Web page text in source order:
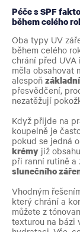
Péče s SPF
během celého
Oba typy UV
během celého
chrání před UVA
měla obsahovat
alespoň
přesvědčení,
nezatěžují
Když přijde na
koupelně je
pokud se jedná
krémy již
při ranní rutině
slunečního
Vhodným
který chrání a
můžete z
texturou na bázi